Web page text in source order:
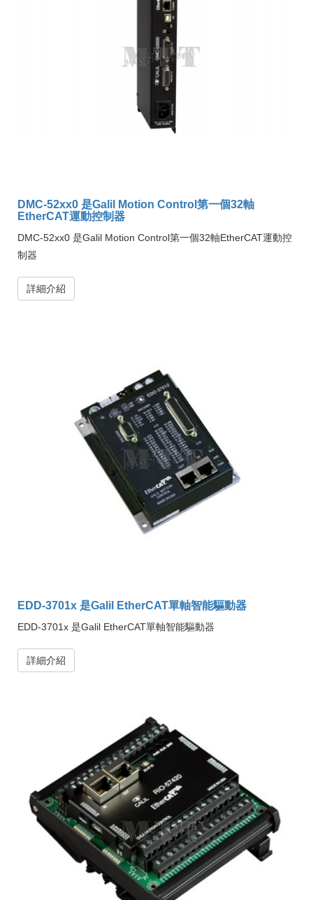
DMC-52xx0 是Galil Motion Control第一個32軸
EtherCAT運動控制器
DMC-52xx0 是Galil Motion Control第一個32軸EtherCAT運動控
制器
詳細介紹
EDD-3701x 是Galil EtherCAT單軸智能驅動器
EDD-3701x 是Galil EtherCAT單軸智能驅動器
詳細介紹